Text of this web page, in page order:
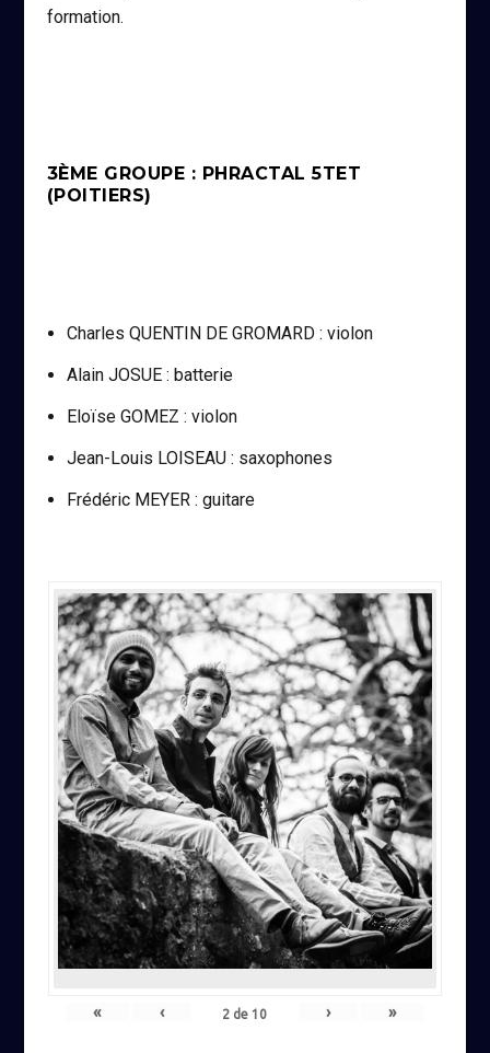
formation.
3ÈME GROUPE : PHRACTAL 5TET
(POITIERS)
Charles QUENTIN DE GROMARD : violon
Alain JOSUE : batterie
Eloïse GOMEZ : violon
Jean-Louis LOISEAU : saxophones
Frédéric MEYER : guitare
« ‹ 2 de10 › »